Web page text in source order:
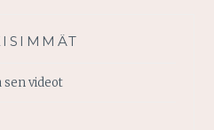
sen videot